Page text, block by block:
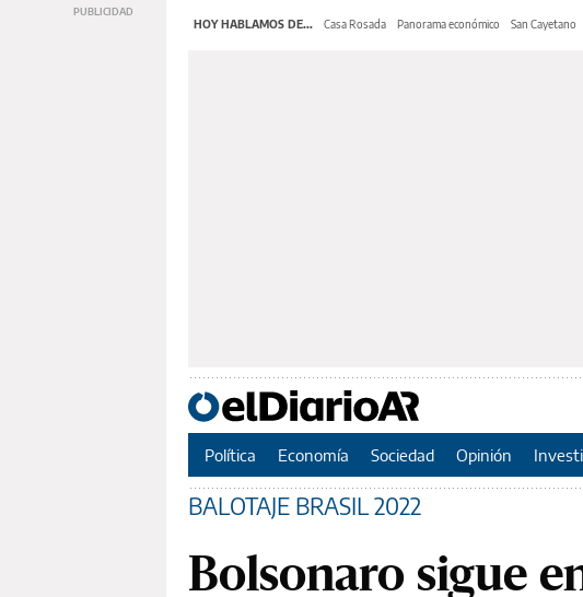
HOY HABLAMOS DE... Casa Rosada Panorama económico San Cayetano
Política Economía Sociedad Opinión
BALOTAJE BRASIL 2022
Bolsonaro sigue